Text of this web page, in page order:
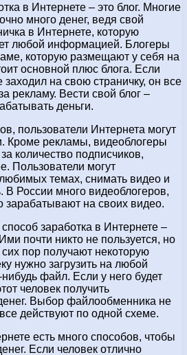
в Интернете – это блог. Многие
много денег, ведя свой
в Интернете, которую
любой информацией. Блогеры
которую размещают у себя на
основной плюс блога. Если
заходил на свою страничку, он все
рекламу. Вести свой блог –
деньги.
пользователи Интернета могут
Кроме рекламы, видеоблогеры
количество подписчиков,
Пользователи могут
темах, снимать видео и
В России много видеоблогеров,
зарабатывают на своих видео.
заработка в Интернете –
почти никто не пользуется, но
пор получают некоторую
нужно загрузить на любой
файл. Если у него будет
человек получить
Выбор файлообменника не
действуют по одной схеме.
есть много способов, чтобы
Если человек отлично